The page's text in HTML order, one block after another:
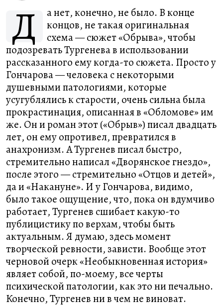
Д
а нет, конечно, не было. В конце
концов, не такая оригинальная
схема — сюжет «Обрыва», чтобы
подозревать Тургенева в использовании
рассказанного ему когда-то сюжета. Просто у
Гончарова — человека с некоторыми
душевными патологиями, которые
усугублялись к старости, очень сильна была
прокрастинация, описанная в «Обломове» им
же. Он и роман этот («Обрыв») писал двадцать
лет, он ему опротивел, превратился в
анахронизм. А Тургенев писал быстро,
стремительно написал «Дворянское гнездо»,
после этого — стремительно «Отцов и детей»,
да и «Накануне». И у Гончарова, видимо,
было такое ощущение, что, пока он вдумчиво
работает, Тургенев сшибает какую-то
публицистику по верхам, чтобы быть
актуальным. Я думаю, здесь момент
творческой ревности, зависти. Вообще этот
черновой очерк «Необыкновенная история»
являет собой, по-моему, все черты
психической патологии, как это ни печально.
Конечно, Тургенев ни в чем не виноват.